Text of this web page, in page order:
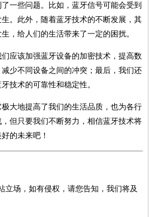
一些问题。比如，蓝牙信号可能会受到
。此外，随着蓝牙技术的不断发展，其
，给人们的生活带来了一定的困扰。
应该加强蓝牙设备的加密技术，提高数
少不同设备之间的冲突；最后，我们还
技术的可靠性和稳定性。
大地提高了我们的生活品质，也为各行
但只要我们不断努力，相信蓝牙技术将
的未来吧！
立场，如有侵权，请您告知，我们将及